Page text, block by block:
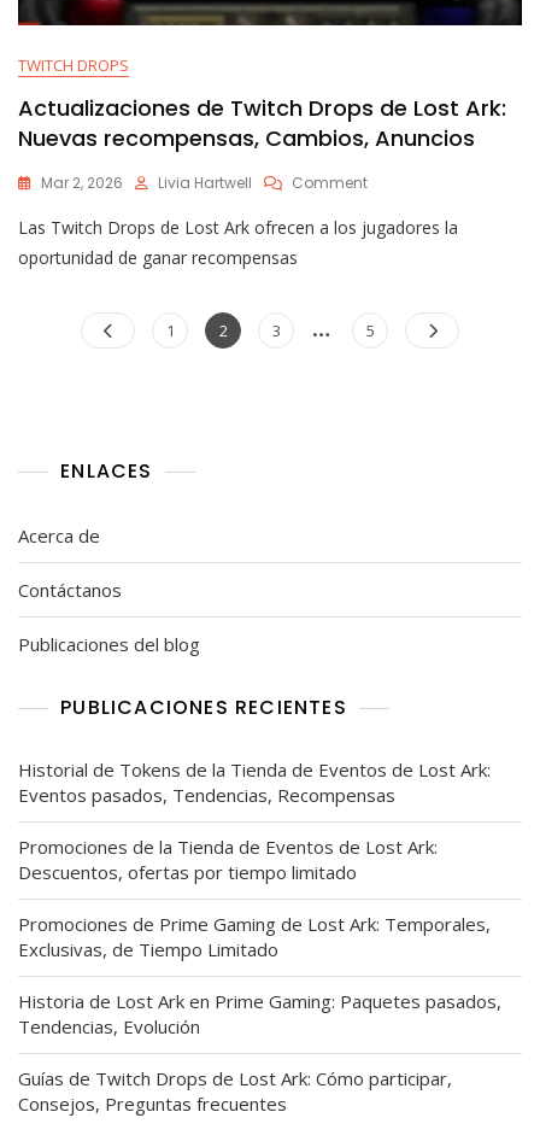
TWITCH DROPS
Actualizaciones de Twitch Drops de Lost Ark:
Nuevas recompensas, Cambios, Anuncios
Mar 2, 2026 Livia Hartwell CommentOn
De
Lost
Ark:
Las Twitch Drops de Lost Ark ofrecen a los jugadores la
oportunidad de ganar recompensas
Posts
Page
1 Page
2 Page
3 … Page
5
ENLACES
Acerca de
Contáctanos
Publicaciones del blog
PUBLICACIONES RECIENTES
Historial de Tokens de la Tienda de Eventos de Lost Ark:
Eventos pasados, Tendencias, Recompensas
Promociones de la Tienda de Eventos de Lost Ark:
Descuentos, ofertas por tiempo limitado
Promociones de Prime Gaming de Lost Ark: Temporales,
Exclusivas, de Tiempo Limitado
Historia de Lost Ark en Prime Gaming: Paquetes pasados,
Tendencias, Evolución
Guías de Twitch Drops de Lost Ark: Cómo participar,
Consejos, Preguntas frecuentes